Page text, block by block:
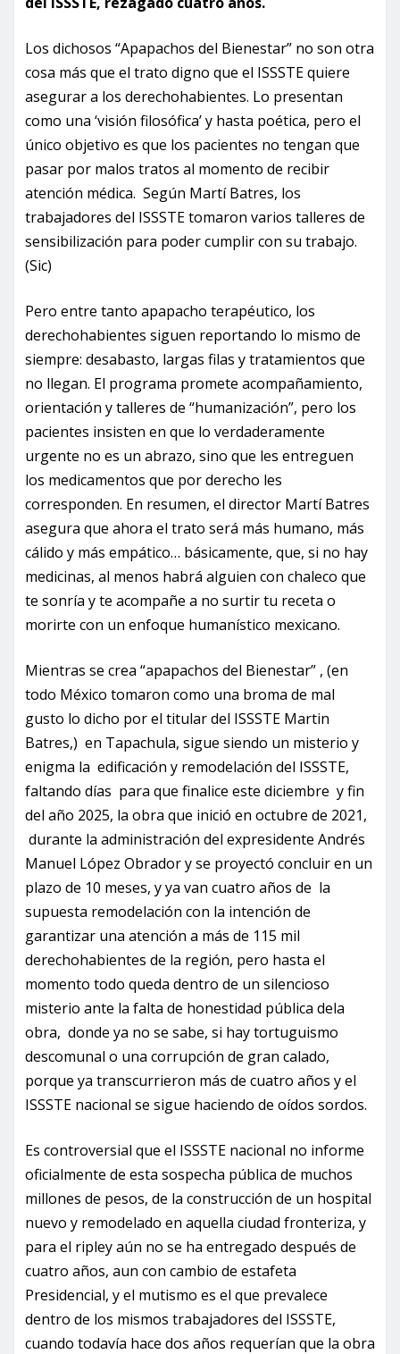
Los dichosos “Apapachos del Bienestar” no son otra
cosa más que el trato digno que el ISSSTE quiere
asegurar a los derechohabientes. Lo presentan
como una ‘visión filosófica’ y hasta poética, pero el
único objetivo es que los pacientes no tengan que
pasar por malos tratos al momento de recibir
atención médica. Según Martí Batres, los
trabajadores del ISSSTE tomaron varios talleres de
sensibilización para poder cumplir con su trabajo.
(Sic)
Pero entre tanto apapacho terapéutico, los
derechohabientes siguen reportando lo mismo de
siempre: desabasto, largas filas y tratamientos que
no llegan. El programa promete acompañamiento,
orientación y talleres de “humanización”, pero los
pacientes insisten en que lo verdaderamente
urgente no es un abrazo, sino que les entreguen
los medicamentos que por derecho les
corresponden. En resumen, el director Martí Batres
asegura que ahora el trato será más humano, más
cálido y más empático… básicamente, que, si no hay
medicinas, al menos habrá alguien con chaleco que
te sonría y te acompañe a no surtir tu receta o
morirte con un enfoque humanístico mexicano.
Mientras se crea “apapachos del Bienestar” , (en
todo México tomaron como una broma de mal
gusto lo dicho por el titular del ISSSTE Martin
Batres,) en Tapachula, sigue siendo un misterio y
enigma la edificación y remodelación del ISSSTE,
faltando días para que finalice este diciembre y fin
del año 2025, la obra que inició en octubre de 2021,
durante la administración del expresidente Andrés
Manuel López Obrador y se proyectó concluir en un
plazo de 10 meses, y ya van cuatro años de la
supuesta remodelación con la intención de
garantizar una atención a más de 115 mil
derechohabientes de la región, pero hasta el
momento todo queda dentro de un silencioso
misterio ante la falta de honestidad pública dela
obra, donde ya no se sabe, si hay tortuguismo
descomunal o una corrupción de gran calado,
porque ya transcurrieron más de cuatro años y el
ISSSTE nacional se sigue haciendo de oídos sordos.
Es controversial que el ISSSTE nacional no informe
oficialmente de esta sospecha pública de muchos
millones de pesos, de la construcción de un hospital
nuevo y remodelado en aquella ciudad fronteriza, y
para el ripley aún no se ha entregado después de
cuatro años, aun con cambio de estafeta
Presidencial, y el mutismo es el que prevalece
dentro de los mismos trabajadores del ISSSTE,
cuando todavía hace dos años requerían que la obra